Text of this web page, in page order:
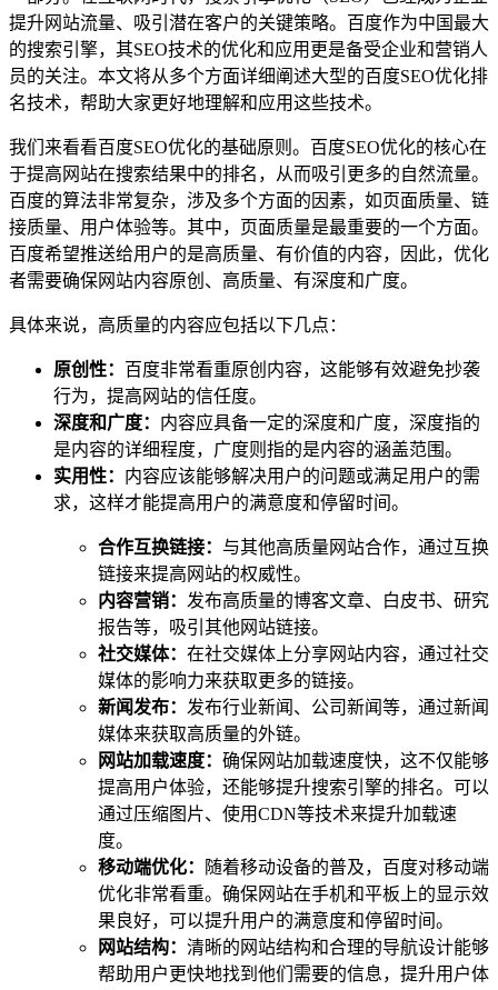
提升网站流量、吸引潜在客户的关键策略。百度作为中国最大
的搜索引擎，其SEO技术的优化和应用更是备受企业和营销人
员的关注。本文将从多个方面详细阐述大型的百度SEO优化排
名技术，帮助大家更好地理解和应用这些技术。
我们来看看百度SEO优化的基础原则。百度SEO优化的核心在
于提高网站在搜索结果中的排名，从而吸引更多的自然流量。
百度的算法非常复杂，涉及多个方面的因素，如页面质量、链
接质量、用户体验等。其中，页面质量是最重要的一个方面。
百度希望推送给用户的是高质量、有价值的内容，因此，优化
者需要确保网站内容原创、高质量、有深度和广度。
具体来说，高质量的内容应包括以下几点：
原创性： 百度非常看重原创内容，这能够有效避免抄袭
行为，提高网站的信任度。
深度和广度： 内容应具备一定的深度和广度，深度指的
是内容的详细程度，广度则指的是内容的涵盖范围。
实用性： 内容应该能够解决用户的问题或满足用户的需
求，这样才能提高用户的满意度和停留时间。
合作互换链接： 与其他高质量网站合作，通过互换
链接来提高网站的权威性。
内容营销： 发布高质量的博客文章、白皮书、研究
报告等，吸引其他网站链接。
社交媒体： 在社交媒体上分享网站内容，通过社交
媒体的影响力来获取更多的链接。
新闻发布： 发布行业新闻、公司新闻等，通过新闻
媒体来获取高质量的外链。
网站加载速度： 确保网站加载速度快，这不仅能够
提高用户体验，还能够提升搜索引擎的排名。可以
通过压缩图片、使用CDN等技术来提升加载速
度。
移动端优化：
随着移动设备的普及，百度对移动端
优化非常看重。确保网站在手机和平板上的显示效
果良好，可以提升用户的满意度和停留时间。
网站结构： 清晰的网站结构和合理的导航设计能够
帮助用户更快地找到他们需要的信息，提升用户体